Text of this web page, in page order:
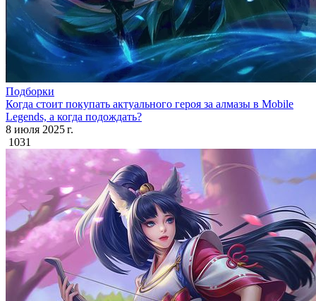
Подборки
Когда стоит покупать актуального героя за алмазы в Mobile
Legends, а когда подождать?
8 июля 2025 г.
1031